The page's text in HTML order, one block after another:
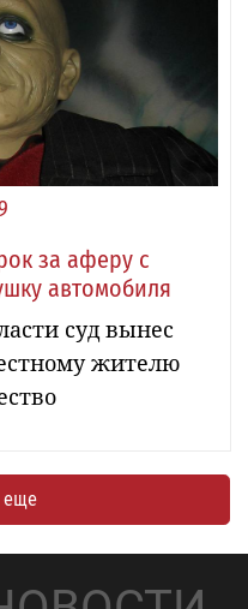
за аферу с
автомобиля
суд вынес
жителю
еще